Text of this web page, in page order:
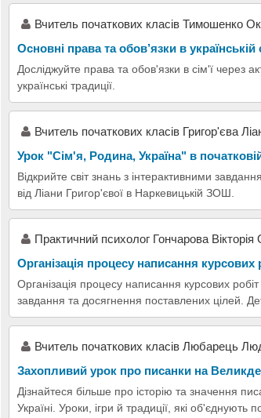
Вчитель початкових класів Тимошенко
Основні права та обов’язки в українській
Досліджуйте права та обов'язки в сім'ї через
українські традиції.
Вчитель початкових класів Григор'єва
Урок "Сім'я, Родина, Україна" в
Відкрийте світ знань з інтерактивними
від Ліани Григор'євої в Наркевицькій ЗОШ.
Практичний психолог Гончарова Вікторія
Організація процесу написання курсових
Організація процесу написання курсових
завдання та досягнення поставлених цілей.
Вчитель початкових класів Любарець
Захопливий урок про писанки на
Дізнайтеся більше про історію та значення
Україні. Уроки, ігри й традиції, які об'єднують